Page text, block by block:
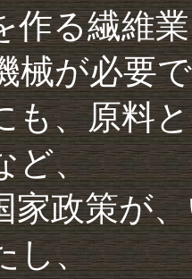
作る繊維
械が必要
も、原料
ど、
家政策が
し、